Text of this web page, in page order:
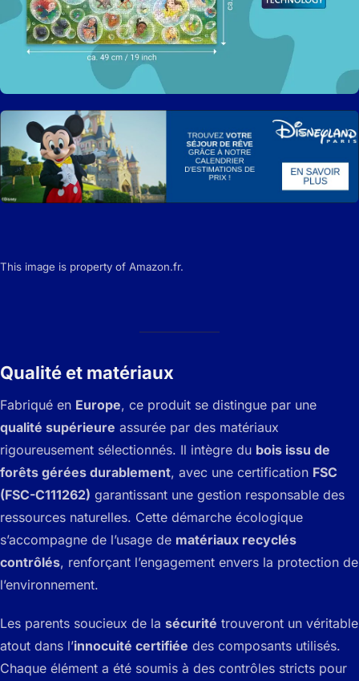
This image is property of Amazon.fr.
Qualité et matériaux
Fabriqué en Europe, ce produit se distingue par une
qualité supérieure assurée par des matériaux
rigoureusement sélectionnés. Il intègre du bois issu de
forêts gérées durablement, avec une certification FSC
(FSC-C111262) garantissant une gestion responsable des
ressources naturelles. Cette démarche écologique
s’accompagne de l’usage de matériaux recyclés
contrôlés, renforçant l’engagement envers la protection de
l’environnement.
Les parents soucieux de la sécurité trouveront un véritable
atout dans l’innocuité certifiée des composants utilisés.
Chaque élément a été soumis à des contrôles stricts pour